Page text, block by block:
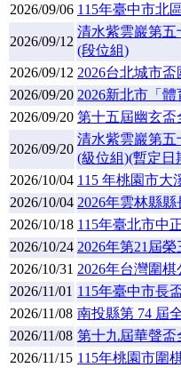
2026/09/06 115年臺中市北
2026/09/12
清水紫雲巖第五
(段位組)
2026/09/12 2026台北城市
2026/09/20 2026新北市「
2026/09/20 第十五屆幽玄盃
2026/09/20
清水紫雲巖第五
(級位組)(暫定日
2026/10/04 115 年桃園市大
2026/10/04 2026年雲林縣
2026/10/18 115年臺北市中
2026/10/24 2026年第21屆
2026/10/31 2026年台灣圍
2026/11/01 115年臺中市長
2026/11/08 南投縣第 74 屆
2026/11/08 第十九屆華聲盃
2026/11/15 115年桃園市圍